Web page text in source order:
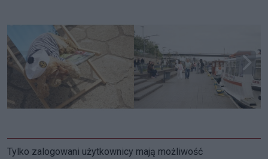
Tylko zalogowani użytkownicy mają możliwość